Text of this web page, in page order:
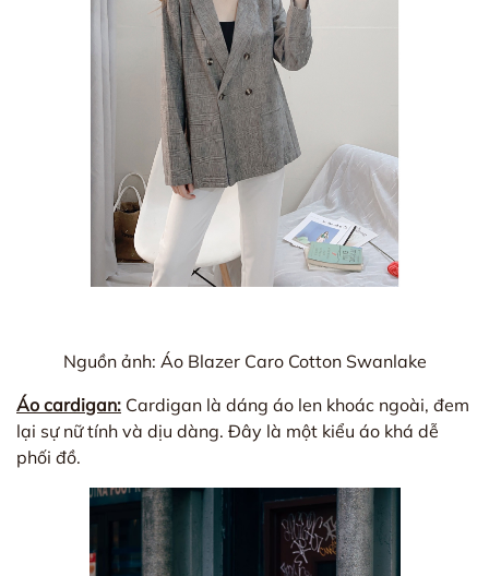
Nguồn ảnh: Áo Blazer Caro Cotton Swanlake
Áo cardigan: Cardigan là dáng áo len khoác ngoài, đem
lại sự nữ tính và dịu dàng. Đây là một kiểu áo khá dễ
phối đồ.